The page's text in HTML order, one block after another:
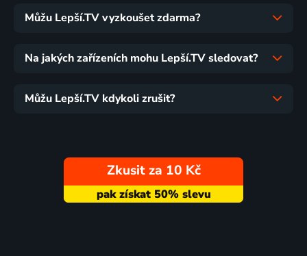
Můžu Lepší.TV vyzkoušet zdarma?
Na jakých zařízeních mohu Lepší.TV sledovat?
Můžu Lepší.TV kdykoli zrušit?
Zkusit za 10 Kč